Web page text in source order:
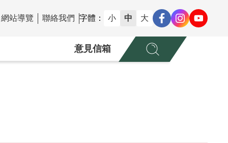
網站導覽 聯絡我們 字體： 小 中 大
意見信箱